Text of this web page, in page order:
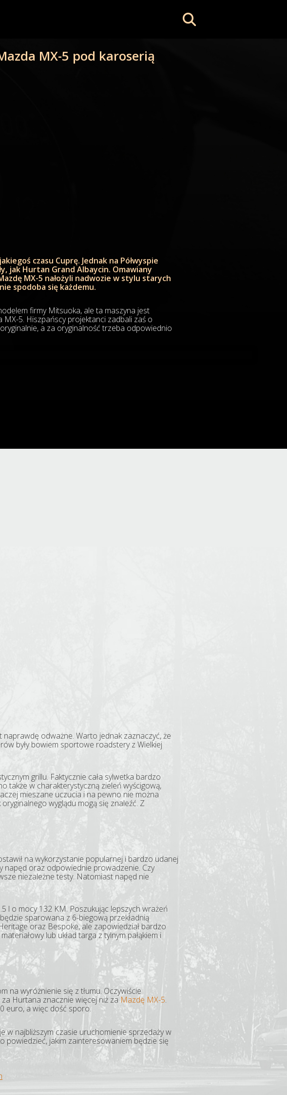
MX-5 pod karoserią
czasu Cuprę. Jednak na Półwyspie
jak Hurtan Grand Albaycin. Omawiany
MX-5 nałożyli nadwozie w stylu starych
spodoba się każdemu.
firmy Mitsuoka, ale ta maszyna jest
MX-5. Hiszpańscy projektanci zadbali zaś o
a za oryginalność trzeba odpowiednio
odważne. Warto jednak zaznaczyć, że
były bowiem sportowe roadstery z Wielkiej
grillu. Faktycznie cała sylwetka bardzo
także w charakterystyczną zieleń wyścigową,
mieszane uczucia i na pewno nie można
wyglądu mogą się znaleźć. Z
na wykorzystanie popularnej i bardzo udanej
napęd oraz odpowiednie prowadzenie. Czy
niezależne testy. Natomiast napęd nie
l o mocy 132 KM. Poszukując lepszych wrażeń
sparowana z 6-biegową przekładnią
oraz Bespoke, ale zapowiedział bardzo
lub układ targa z tylnym pałąkiem i
na wyróżnienie się z tłumu. Oczywiście
Hurtana znacznie więcej niż za Mazdę MX-5.
euro, a więc dość sporo.
w najbliższym czasie uruchomienie sprzedaży w
powiedzieć, jakim zainteresowaniem będzie się